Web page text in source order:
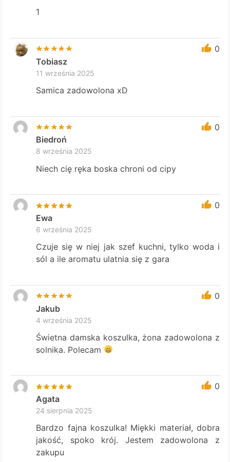
1
0
Tobiasz
11 września 2025
Samica zadowolona xD
0
Biedroń
8 września 2025
Niech cię ręka boska chroni od cipy
0
Ewa
6 września 2025
Czuje się w niej jak szef kuchni, tylko woda i
sól a ile aromatu ulatnia się z gara
0
Jakub
4 września 2025
Świetna damska koszulka, żona zadowolona z
solnika. Polecam
0
Agata
24 sierpnia 2025
Bardzo fajna koszulka! Miękki materiał, dobra
jakość, spoko krój. Jestem zadowolona z
zakupu